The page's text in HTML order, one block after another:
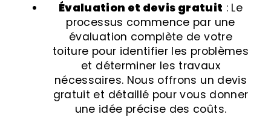
Évaluation et devis gratuit : Le
processus commence par une
évaluation complète de votre
toiture pour identifier les problèmes
et déterminer les travaux
nécessaires. Nous offrons un devis
gratuit et détaillé pour vous donner
une idée précise des coûts.